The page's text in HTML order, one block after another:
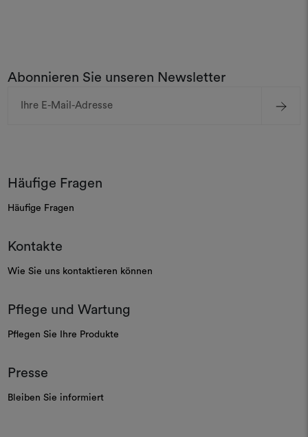
Abonnieren Sie unseren Newsletter
Mail-
Häufige Fragen
Häufige Fragen
Kontakte
Wie Sie uns kontaktieren können
Pflege und Wartung
Pflegen Sie Ihre Produkte
Presse
Bleiben Sie informiert